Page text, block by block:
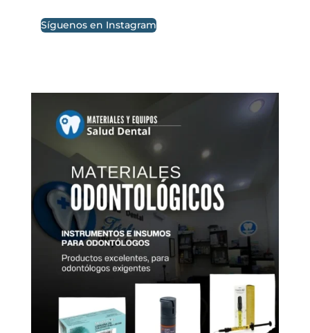
Síguenos en Instagram